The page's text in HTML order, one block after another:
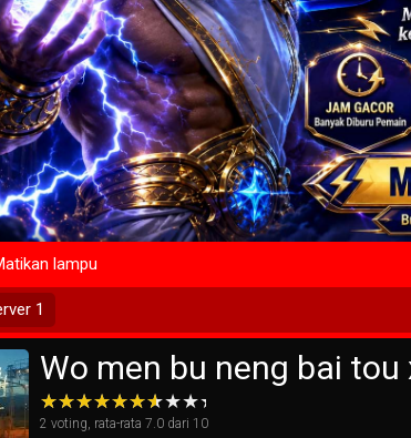
1 Detik
lampu
1
Wo men bu neng bai tou
2 voting, rata-rata 7.0 dari 10